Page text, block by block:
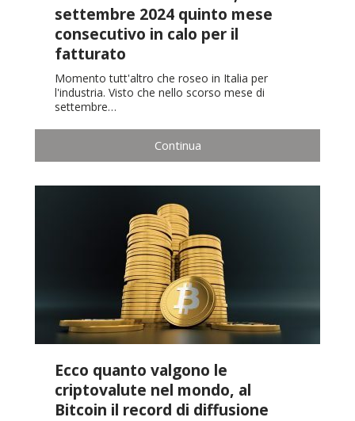
settembre 2024 quinto mese
consecutivo in calo per il
fatturato
Momento tutt'altro che roseo in Italia per
l'industria. Visto che nello scorso mese di
settembre…
Continua
Ecco quanto valgono le
criptovalute nel mondo, al
Bitcoin il record di diffusione